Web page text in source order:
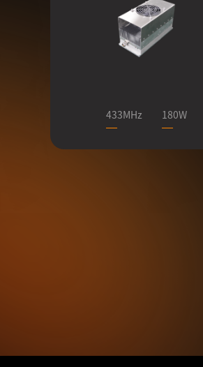
433MHz 180W